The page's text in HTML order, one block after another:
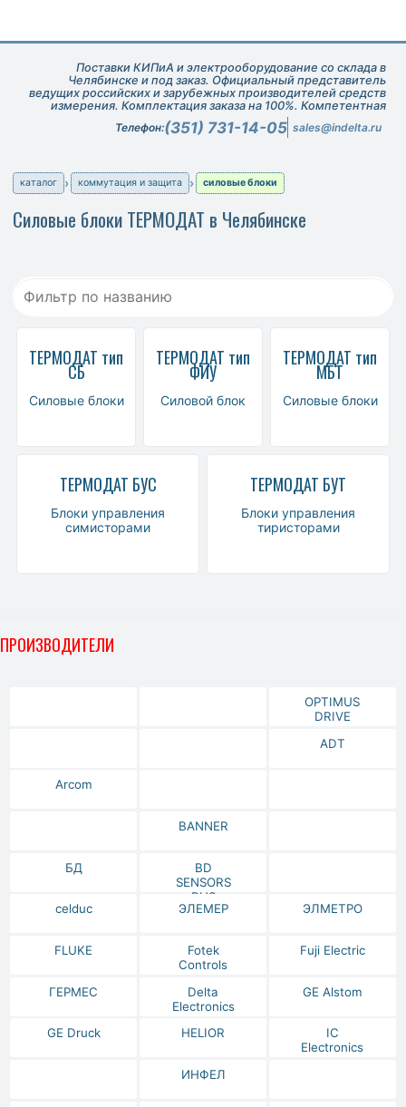
Поставки КИПиА и электрооборудование со склада в
Челябинске и под заказ. Официальный представитель
ведущих российских и зарубежных производителей средств
измерения. Комплектация заказа на 100%. Компетентная
техническая поддержка при подборе оборудования.
Телефон:(351) 731-14-05 sales@indelta.ru
каталог коммутация и защита силовые блоки
Силовые блоки ТЕРМОДАТ в Челябинске
ТЕРМОДАТ тип
СБ
Силовые блоки
ТЕРМОДАТ тип
ФИУ
Силовой блок
ТЕРМОДАТ тип
МБТ
Силовые блоки
ТЕРМОДАТ БУС
Блоки управления
симисторами
ТЕРМОДАТ БУТ
Блоки управления
тиристорами
ПРОИЗВОДИТЕЛИ
OPTIMUS
DRIVE
ADT
Arcom
BANNER
БД
BD
SENSORS
RUS
celduc
ЭЛЕМЕР ЭЛМЕТРО
FLUKE
Fotek
Controls
Fuji Electric
ГЕРМЕС
Delta
Electronics
GE Alstom
GE Druck HELIOR
IC
Electronics
ИНФЕЛ